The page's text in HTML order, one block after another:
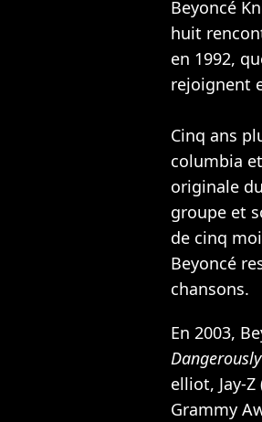
Beyoncé
huit
en 1992,
rejoignent
Cinq ans
columbia
originale
groupe et
de cinq
Beyoncé
chansons.
En 2003,
elliot, Jay-Z
Grammy